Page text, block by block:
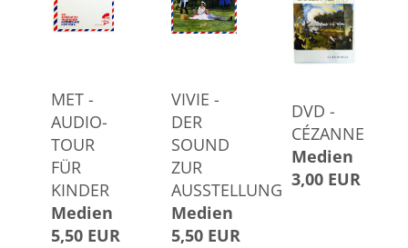
MET -
AUDIO-
TOUR
FÜR
KINDER
Medien
5,50 EUR
VIVIE -
DER
SOUND
ZUR
AUSSTELLUNG
Medien
5,50 EUR
DVD -
CÉZANNE
Medien
3,00 EUR